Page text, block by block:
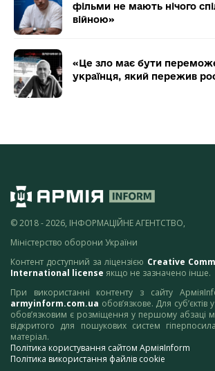
фільми не мають нічого
війною»
«Це зло має бути
українця, який пережив
© 2018 - 2026, ІНФОРМАЦІЙНЕ АГЕНТСТВО,
Міністерство оборони України
Контент доступний за ліцензією Creative
International license якщо не зазначено інше.
При використанні контенту з сайту
armyinform.com.ua обов’язкове. Для
обов’язковим є розміщення у першому абзаці
відкритого для пошукових систем
матеріал.
Політика користування сайтом АрміяInform
Політика використання файлів cookie